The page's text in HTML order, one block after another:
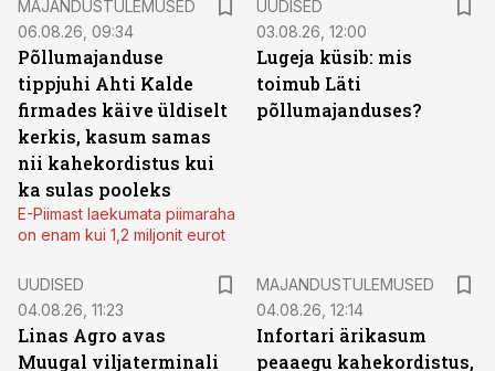
MAJANDUSTULEMUSED
06.08.26, 09:34
Põllumajanduse
tippjuhi Ahti Kalde
firmades käive üldiselt
kerkis, kasum samas
nii kahekordistus kui
ka sulas pooleks
E-Piimast laekumata piimaraha
on enam kui 1,2 miljonit eurot
UUDISED
03.08.26, 12:00
Lugeja küsib: mis
toimub Läti
põllumajanduses?
UUDISED
04.08.26, 11:23
Linas Agro avas
Muugal viljaterminali
MAJANDUSTULEMUSED
04.08.26, 12:14
Infortari ärikasum
peaaegu kahekordistus,